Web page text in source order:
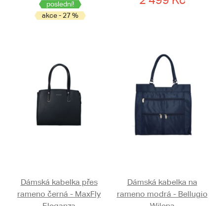
poslední!
akce - 27 %
Dámská kabelka přes
rameno černá - MaxFly
Dámská kabelka na
rameno modrá - Bellugio